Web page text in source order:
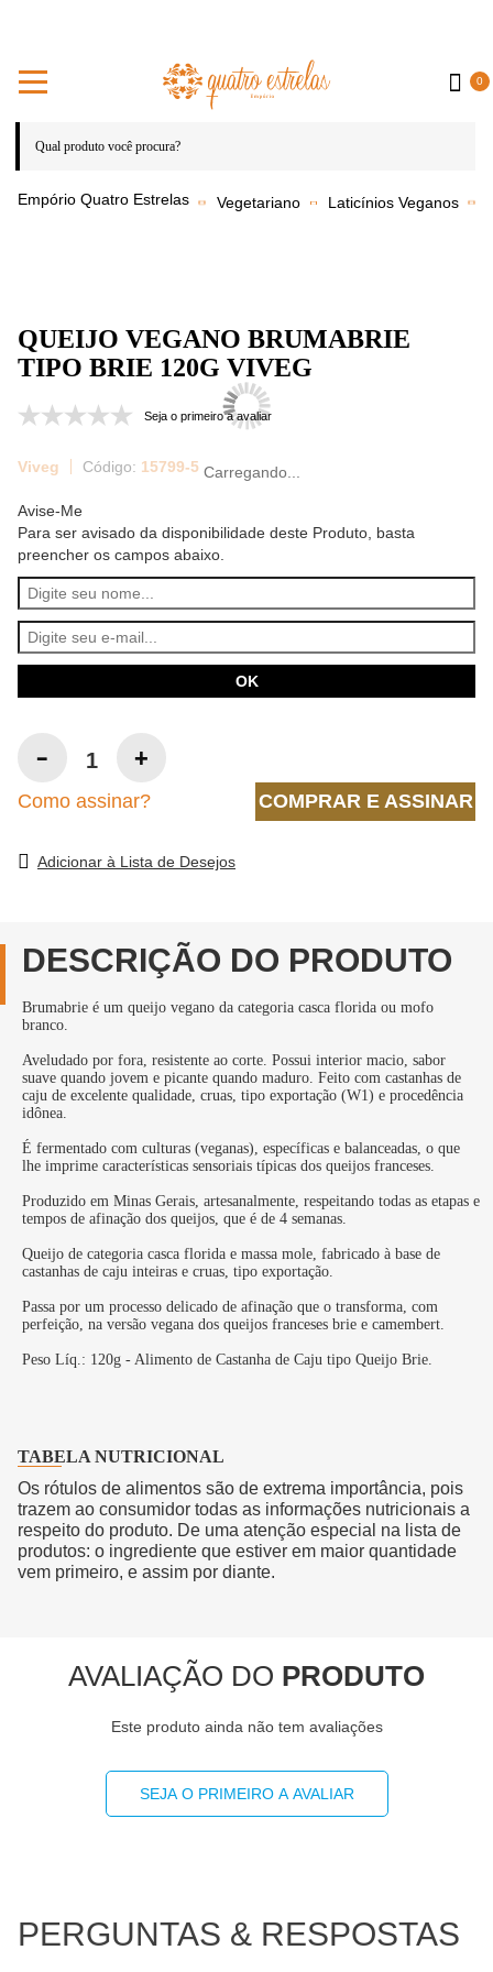
0
Vegetariano Laticínios Veganos
QUEIJO VEGANO BRUMABRIE
TIPO BRIE 120G VIVEG
Seja o primeiro a avaliar
Viveg 15799-5
Avise-Me
Para ser avisado da disponibilidade deste Produto, basta
preencher os campos abaixo.
Como assinar? COMPRAR E ASSINAR
Adicionar à Lista de Desejos
DESCRIÇÃO DO PRODUTO
Brumabrie é um queijo vegano da categoria casca florida ou mofo
branco.
Aveludado por fora, resistente ao corte. Possui interior macio, sabor
suave quando jovem e picante quando maduro. Feito com castanhas de
caju de excelente qualidade, cruas, tipo exportação (W1) e procedência
idônea.
É fermentado com culturas (veganas), específicas e balanceadas, o que
lhe imprime características sensoriais típicas dos queijos franceses.
Produzido em Minas Gerais, artesanalmente, respeitando todas as etapas e
tempos de afinação dos queijos, que é de 4 semanas.
Queijo de categoria casca florida e massa mole, fabricado à base de
castanhas de caju inteiras e cruas, tipo exportação.
Passa por um processo delicado de afinação que o transforma, com
perfeição, na versão vegana dos queijos franceses brie e camembert.
Peso Líq.: 120g - Alimento de Castanha de Caju tipo Queijo Brie.
TABELA NUTRICIONAL
Os rótulos de alimentos são de extrema importância, pois
trazem ao consumidor todas as informações nutricionais a
respeito do produto. De uma atenção especial na lista de
produtos: o ingrediente que estiver em maior quantidade
vem primeiro, e assim por diante.
AVALIAÇÃO DO PRODUTO
Este produto ainda não tem avaliações
SEJA O PRIMEIRO A AVALIAR
PERGUNTAS & RESPOSTAS